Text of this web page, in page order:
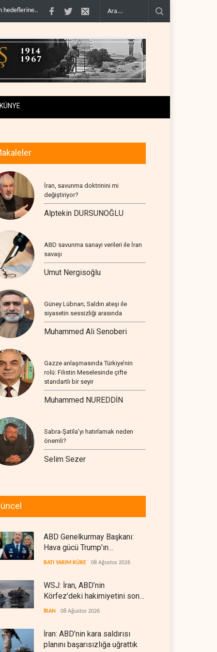
erdir.. İran: ABD’nin kara saldırısı planını başarısızlı..
KÜNYE
İran, savunma doktrinini mi
değiştiriyor?
Alptekin DURSUNOĞLU
ABD savunma sanayi verileri ile İran
savaşı
Umut Nergisoğlu
Güney Lübnan; Saldırı ateşi ile
siyasetin sessizliği arasında
Muhammed Ali Senoberi
Gazze anlaşmasında Türkiye’nin
rolü: Filistin Meselesinde çifte
standartlı bir seyir
Muhammed NUREDDİN
Sabra-Şatila’yı hatırlamak neden
önemli?
Selim Sezer
ABD Genelkurmay Başkanı:
Hava gücü Trump'ın
hedeflerine yetmez
BATI YARIM KÜRE 08 Ağustos 2026
WSJ: İran, ABD’nin
Körfez’deki hakimiyetini sona
erdiriyor
İRAN 08 Ağustos 2026
İran: ABD’nin kara saldırısı
planını başarısızlığa uğrattık